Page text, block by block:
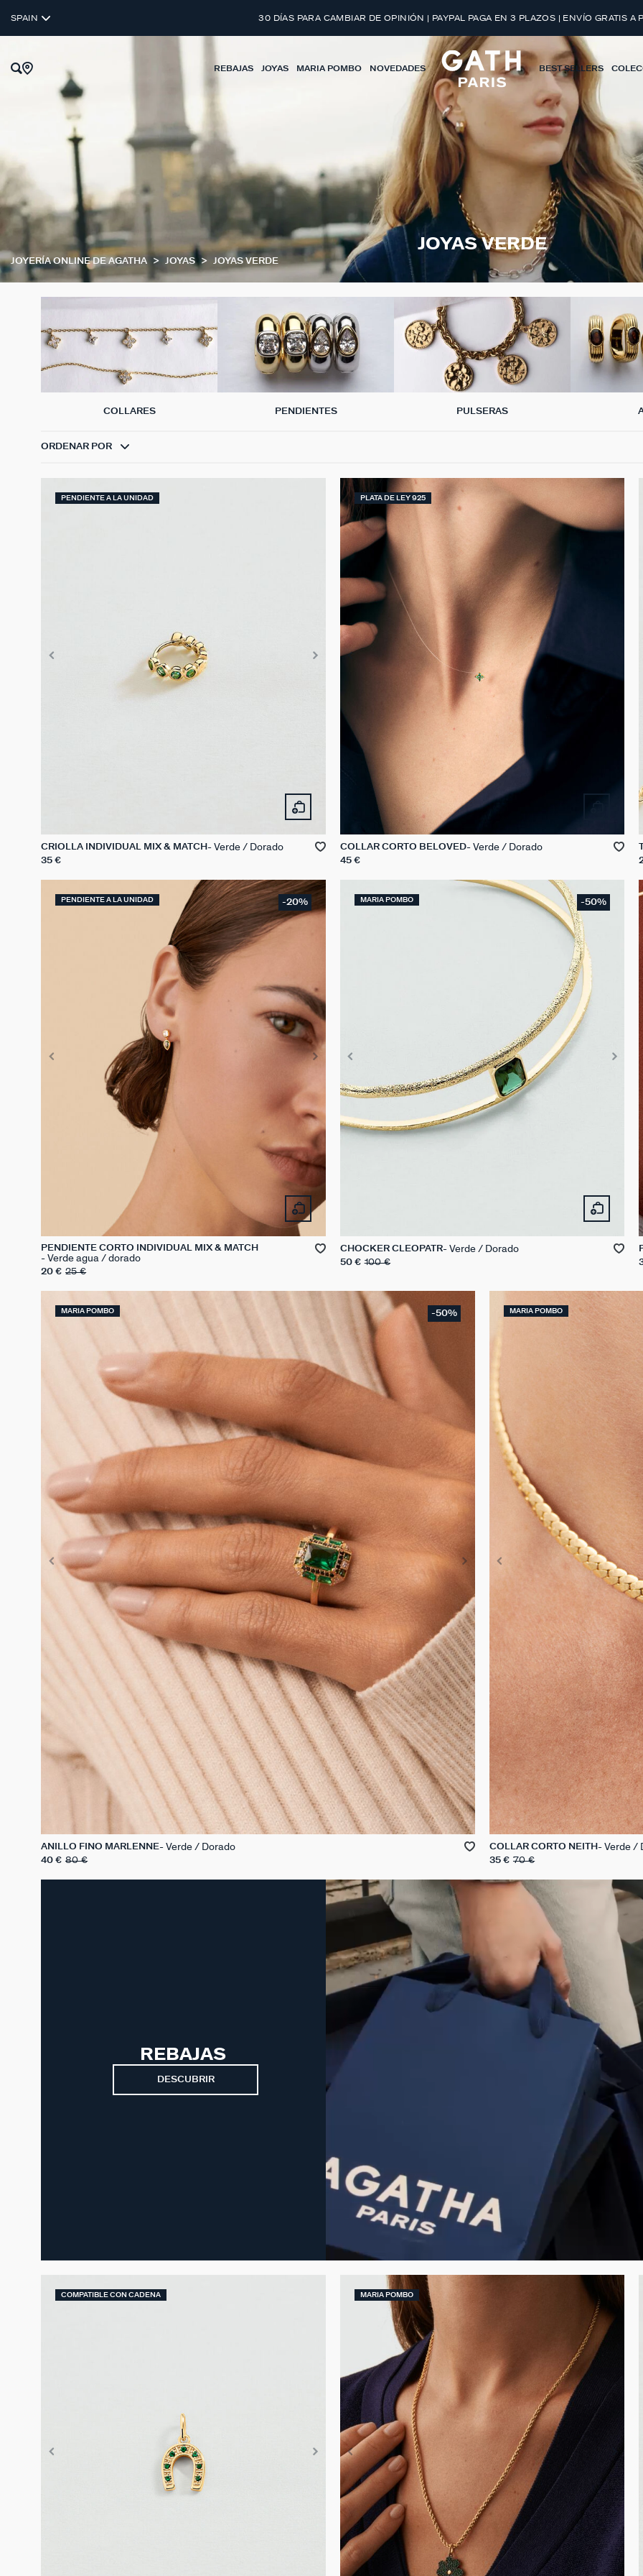
SPAIN 30 DÍAS PARA CAMBIAR DE OPINIÓN | PAYPAL PAGA EN 3 PLAZOS | ENVÍO GRATIS A
REBAJAS JOYAS MARIA POMBO NOVEDADES BEST SELLERS
JOYAS VERDE
COLLARES PENDIENTES PULSERAS
JOYERÍA ONLINE DE AGATHA JOYAS JOYAS VERDE
ORDENAR POR
PENDIENTE A LA UNIDAD
CRIOLLA INDIVIDUAL MIX & MATCH Verde / Dorado
35 €
PLATA DE LEY 925
COLLAR CORTO BELOVED Verde / Dorado
45 €
PENDIENTE A LA UNIDAD -20%
PENDIENTE CORTO INDIVIDUAL MIX & MATCH
Verde agua / dorado
20 € 25 €
MARIA POMBO -50%
CHOCKER CLEOPATR Verde / Dorado
50 € 100 €
MARIA POMBO -50%
ANILLO FINO MARLENNE Verde / Dorado
40 € 80 €
MARIA POMBO
COLLAR CORTO NEITH Verde /
35 € 70 €
REBAJAS
DESCUBRIR
COMPATIBLE CON CADENA MARIA POMBO